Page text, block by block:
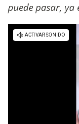
puede pasar, ya